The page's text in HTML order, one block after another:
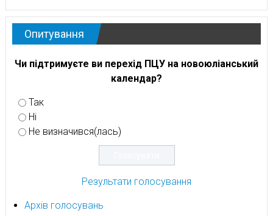
Опитування
Чи підтримуєте ви перехід ПЦУ на новоюліанський
календар?
Так
Ні
Не визначився(лась)
Результати голосування
Архів голосувань